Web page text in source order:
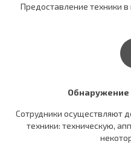
Предоставление техники
Обнаружение
Сотрудники осуществляют
техники: техническую,